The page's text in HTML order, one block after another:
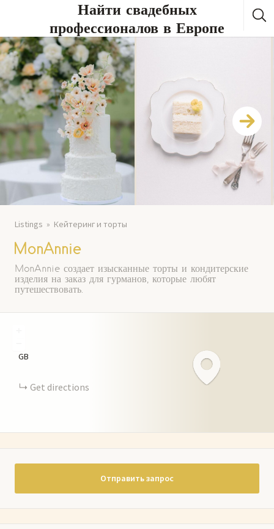
Найти свадебных
профессионалов в Европе
Listings Кейтеринг и торты
MonAnnie
MonAnnie создает изысканные торты и кондитерские
изделия на заказ для гурманов, которые любят
путешествовать.
GB
Get directions
Отправить запрос